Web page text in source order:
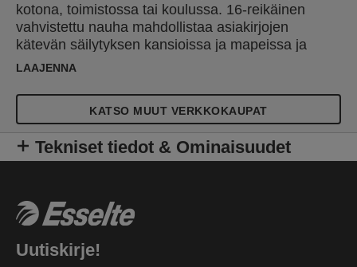
kotona, toimistossa tai koulussa. 16-reikäinen
vahvistettu nauha mahdollistaa asiakirjojen
kätevän säilytyksen kansioissa ja mapeissa ja
suojaa niitä kosteudelta, pölyltä ja lialta. Avautuu
irrottamatta taskua kansiosta. Kopiointiturvallinen
ja hapoton materiaali takaa asiakirjojen
pitkäaikaisen suojan. Valmistettu PP-muovista
(polypropeeni), jossa on 30 % kuluttajajätteestä
LAAJENNA
KATSO MUUT VERKKOKAUPAT
Tekniset tiedot & Ominaisuudet
Uutiskirje!